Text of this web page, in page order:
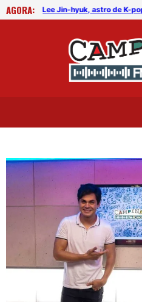
AGORA:
FICG trará Diogo Nogueira, Othon Bastos, Kell Smith e Antônio Nóbrega